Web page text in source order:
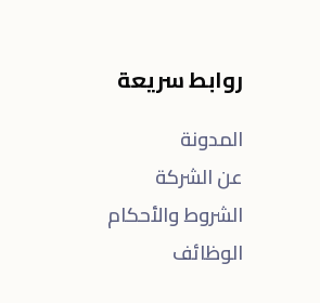
روابط سريعة
المدونة
عن الشركة
الشروط والأحكام
الوظائف